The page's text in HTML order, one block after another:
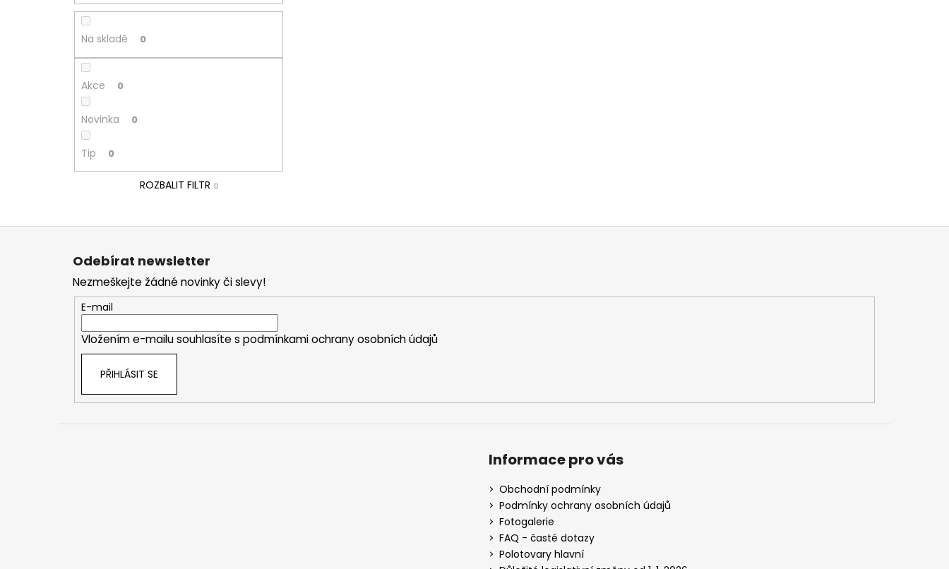
Na skladě 0
Akce 0
Novinka 0
Tip 0
ROZBALIT FILTR
Odebírat newsletter
Nezmeškejte žádné novinky či slevy!
E-mail
Vložením e-mailu souhlasíte s podmínkami ochrany osobních údajů
PŘIHLÁSIT SE
Informace pro vás
Obchodní podmínky
Podmínky ochrany osobních údajů
Fotogalerie
FAQ - časté dotazy
Polotovary hlavní